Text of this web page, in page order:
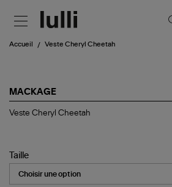
Accueil Veste Cheryl Cheetah
MACKAGE
Veste
Veste Cheryl Cheetah
Taille